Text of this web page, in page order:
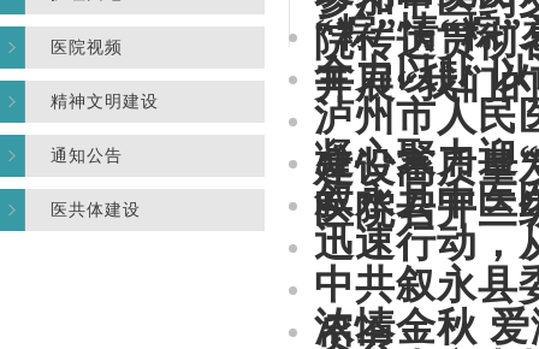
医院视频
精神文明建设
通知公告
医共体建设
院传达贯彻
“粽”情“粽
开展“我们
全力以赴
泸州市人民
建设高质量
凝心聚力
医院召开三
叙永县中医
迅速行动，
中共叙永县
员会
浓情金秋